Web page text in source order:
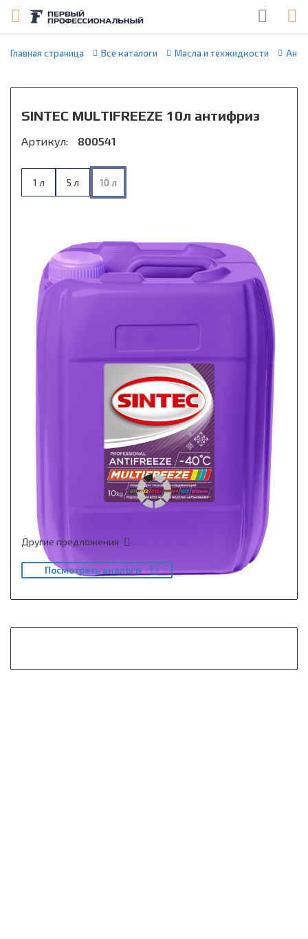
Главная страница Все каталоги Масла и техжидкости
SINTEC MULTIFREEZE 10л антифриз
Артикул: 800541
1 л 5 л 10 л
Другие предложения
Посмотреть аналоги